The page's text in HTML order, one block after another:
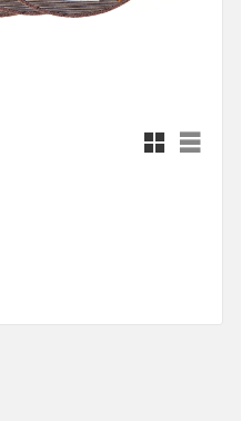
Rutnätsvy
Listvy